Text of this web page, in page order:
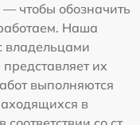
чтобы обозначить
Наша
владельцами
их
выполняются
в